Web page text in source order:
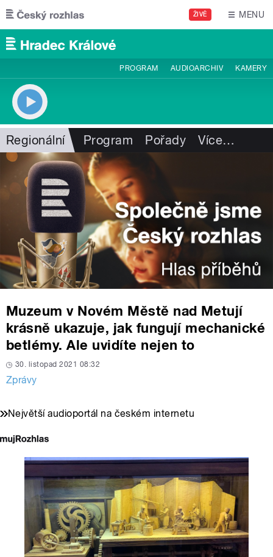
Přejít k hlavnímu obsahu
ŽIVĚ MENU
PROGRAM AUDIOARCHIV KAMERY
Regionální Program Pořady Více…
Muzeum v Novém Městě nad Metují
krásně ukazuje, jak fungují mechanické
betlémy. Ale uvidíte nejen to
30. listopad 2021 08:32
Zprávy
Největší audioportál na českém internetu